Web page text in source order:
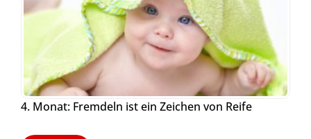
4. Monat: Fremdeln ist ein Zeichen von Reife